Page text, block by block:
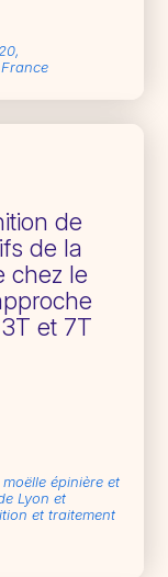
de
de la
chez le
et 7T
épinière et
Lyon et
et traitement